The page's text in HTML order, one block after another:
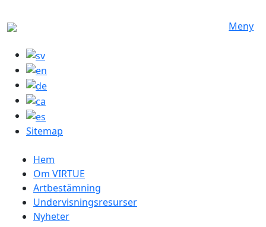
Meny
Sitemap
Swedish menu
Hem
Om VIRTUE
Artbestämning
Undervisningsresurser
Nyheter